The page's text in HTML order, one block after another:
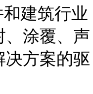
建筑行业
、涂覆、声
决方案的驱